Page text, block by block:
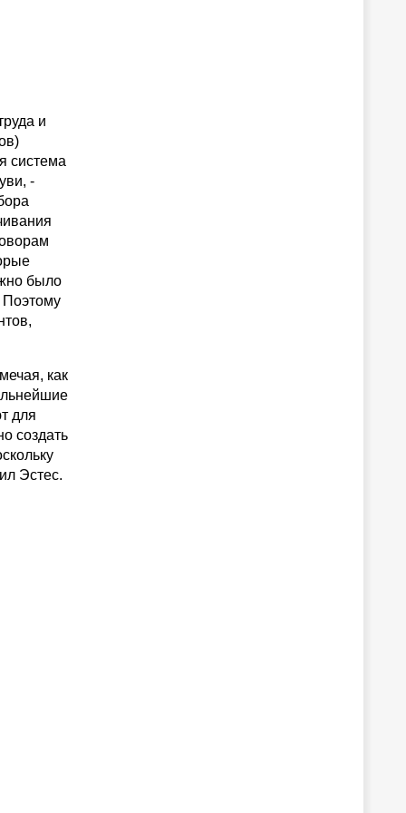
и
система
-
было
Поэтому
как
для
создать
Эстес.